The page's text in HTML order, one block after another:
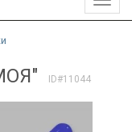
ID#11044